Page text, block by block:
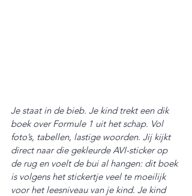
Je staat in de bieb. Je kind trekt een dik
boek over Formule 1 uit het schap. Vol
foto’s, tabellen, lastige woorden. Jij kijkt
direct naar die gekleurde AVI-sticker op
de rug en voelt de bui al hangen: dit boek
is volgens het stickertje veel te moeilijk
voor het leesniveau van je kind. Je kind